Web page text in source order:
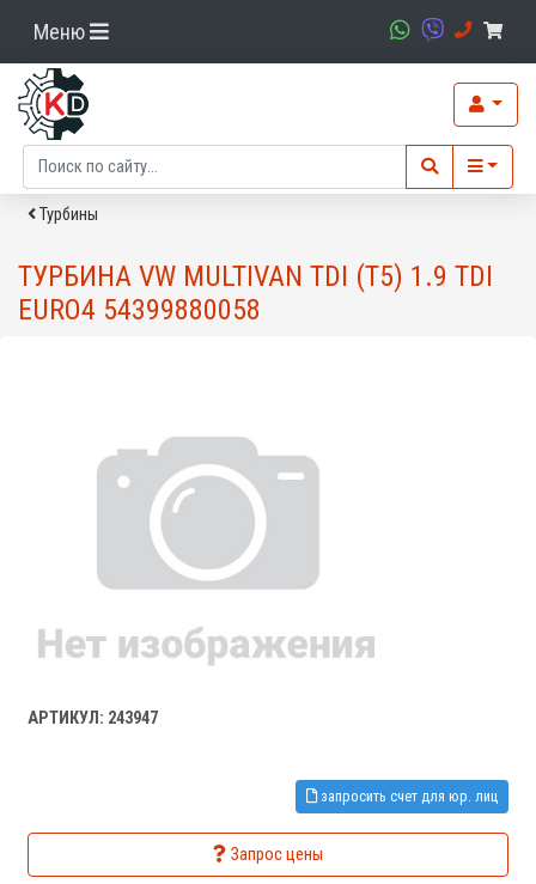
Меню
Турбины
ТУРБИНА VW MULTIVAN TDI (T5) 1.9 TDI
EURO4 54399880058
АРТИКУЛ: 243947
запросить счет для юр. лиц
Запрос цены